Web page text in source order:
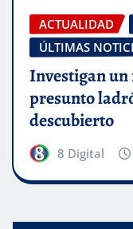
ACTUALIDAD
ÚLTIMAS
Investigan un
presunto
descubierto
8 Digital